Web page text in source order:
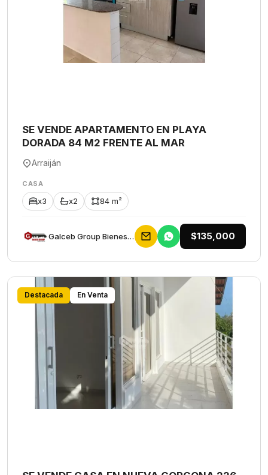
SE VENDE APARTAMENTO EN PLAYA
DORADA 84 M2 FRENTE AL MAR
Arraiján
CASA
x3 x2 84 m²
Galceb Group Bienes Raices $135,000
Destacada En Venta